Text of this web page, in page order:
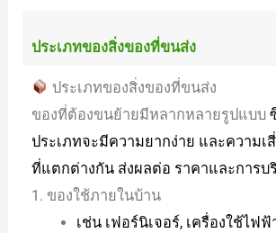
ประเภทของสิ่งของที่ขนส่ง
ประเภทของสิ่งของที่ขนส่ง
ของที่ต้องขนย้ายมีหลากหลายรูปแบบ
ประเภทจะมีความยากง่าย และความเ
ที่แตกต่างกัน ส่งผลต่อ ราคาและการบ
1. ของใช้ภายในบ้าน
เช่น เฟอร์นิเจอร์, เครื่องใช้ไฟ